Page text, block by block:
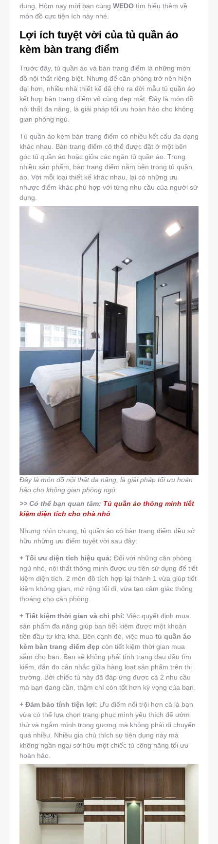
dụng. Hôm nay mời bạn cùng WEDO tìm hiểu thêm về
món đồ cực tiện ích này nhé.
Lợi ích tuyệt vời của tủ quần áo
kèm bàn trang điểm
Trước đây, tủ quần áo và bàn trang điểm là những món
đồ nội thất riêng biệt. Nhưng để căn phòng trở nên hiện
đại hơn, nhiều nhà thiết kế đã cho ra đời mẫu tủ quần áo
kết hợp bàn trang điểm vô cùng đẹp mắt. Đây là món đồ
nội thất đa năng, là giải pháp tối ưu hoàn hảo cho không
gian phòng ngủ.
Tủ quần áo kèm bàn trang điểm có nhiều kết cấu đa dạng
khác nhau. Bàn trang điểm có thể được đặt ở một bên
góc tủ quần áo hoặc giữa các ngăn tủ quần áo. Trong
nhiều sản phẩm, bàn trang điểm nằm bên trong tủ quần
áo. Với mỗi loại thiết kế khác nhau, lại có những ưu
nhược điểm khác phù hợp với từng nhu cầu của người sử
dụng.
Đây là món đồ nội thất đa năng, là giải pháp tối ưu hoàn
hảo cho không gian phòng ngủ
>> Có thể bạn quan tâm: Tủ quần áo thông minh tiết
kiệm diện tích cho nhà nhỏ
Nhưng nhìn chung, tủ quần áo có bàn trang điểm đều sở
hữu những ưu điểm tuyệt vời sau đây:
+ Tối ưu diện tích hiệu quả: Đối với những căn phòng
ngủ nhỏ, nội thất thông minh được ưu tiên sử dụng để tiết
kiệm diện tích. 2 món đồ tích hợp lại thành 1 vừa giúp tiết
kiệm không gian, mở rộng lối đi, vừa tạo cảm giác thông
thoáng cho căn phòng.
+ Tiết kiệm thời gian và chi phí: Việc quyết định mua
sản phẩm đa năng giúp bạn tiết kiệm được một khoản
tiền đầu tư kha khá. Bên cạnh đó, việc mua tủ quần áo
kèm bàn trang điểm đẹp còn tiết kiệm thời gian mua
sắm cho bạn. Bạn sẽ không phải tình trạng đau đầu tìm
kiếm, đắn đo cân nhắc giữa hàng loạt sản phẩm trên thị
trường. Bởi chiếc tủ này đã đáp ứng được cả 2 nhu cầu
mà bạn đang cần, thậm chí còn tốt hơn kỳ vọng của bạn.
+ Đảm bảo tính tiện lợi: Ưu điểm nổi trội hơn cả là bạn
vừa có thể lựa chọn trang phục mình yêu thích để ướm
thử và ngắm mình trong gương mà không phải di chuyển
quá nhiều. Nhiều gia chủ thích sự tiện dụng này mà
không ngần ngại sở hữu một chiếc tủ công năng tối ưu
hoàn hảo.